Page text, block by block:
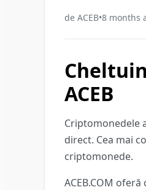
de ACEB•8 months
ACEB
Criptomonedele
direct. Cea mai
criptomonede.
ACEB.COM